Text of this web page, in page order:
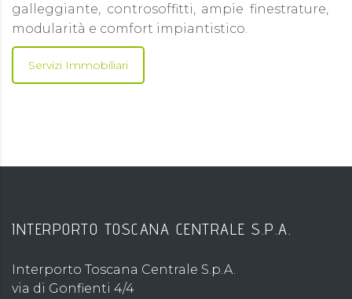
galleggiante, controsoffitti, ampie finestrature,
modularità e comfort impiantistico.
Servizi Immobiliari
INTERPORTO TOSCANA CENTRALE S.P.A.
Interporto Toscana Centrale S.p.A.
via di Gonfienti 4/4